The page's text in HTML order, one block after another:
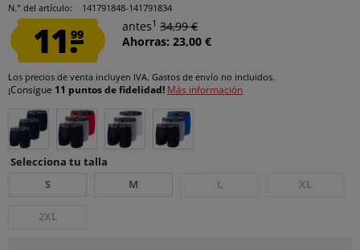
N.° del artículo:
141791848-141791834
11.99
antes1 34,99 €
Ahorras: 23,00 €
Los precios de venta incluyen IVA. Gastos de envío no incluidos.
¡Consigue 11 puntos de fidelidad! Más información
Selecciona tu talla
S
M L XL
2XL